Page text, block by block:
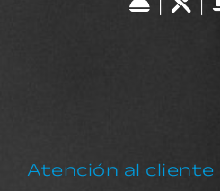
Atención al cliente